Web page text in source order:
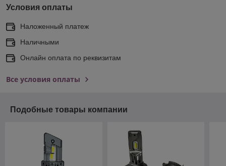
Условия оплаты
Наложенный платеж
Наличными
Онлайн оплата по реквизитам
Все условия оплаты
Подобные товары компании